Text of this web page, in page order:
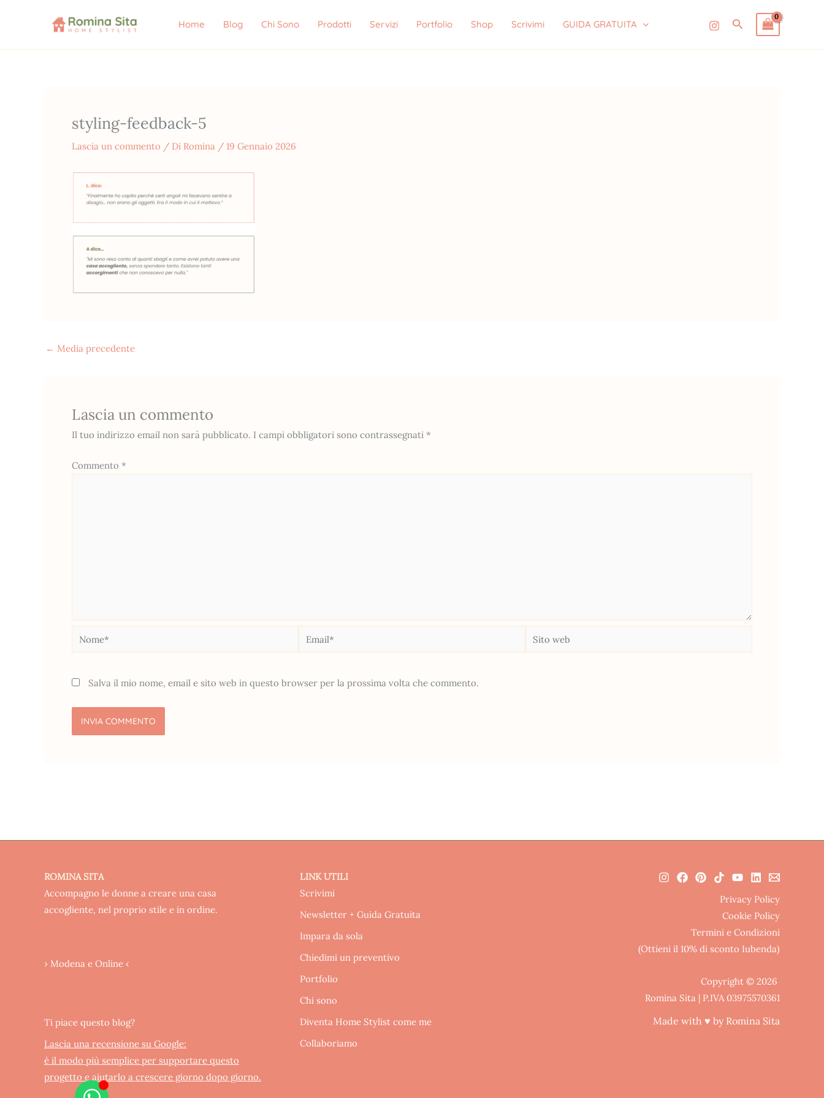
Home Blog Chi Sono Prodotti Servizi Portfolio Shop Scrivimi GUIDA GRATUITA Cerca
styling-feedback-5
Lascia un commento / Di Romina / 19 Gennaio 2026
← Media precedente
Lascia un commento
Il tuo indirizzo email non sarà pubblicato. I campi obbligatori sono contrassegnati *
Commento *
Nome* Email*
Sito
web
Salva il mio nome, email e sito web in questo browser per la prossima volta che commento.
ROMINA SITA
Accompagno le donne a creare una casa
accogliente, nel proprio stile e in ordine.
› Modena e Online ‹
Ti piace questo blog?
Lascia una recensione su Google:
è il modo più semplice per supportare questo
progetto e aiutarlo a crescere giorno dopo giorno.
LINK UTILI
Scrivimi
Newsletter + Guida Gratuita
Impara da sola
Chiedimi un preventivo
Portfolio
Chi sono
Diventa Home Stylist come me
Collaboriamo
Privacy Policy
Cookie Policy
Termini e Condizioni
(Ottieni il 10% di sconto Iubenda)
Copyright © 2026
Romina Sita | P.IVA 03975570361
Made with ♥ by Romina Sita